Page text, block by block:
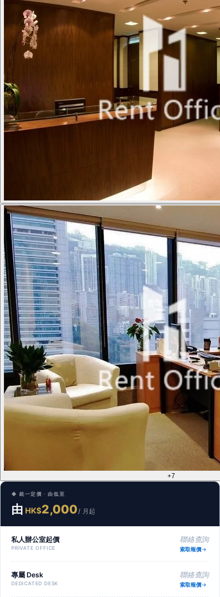
+7
◆ 統一定價 · 由低至
由 HK$2,000/ 月起
私人辦公室起價
PRIVATE OFFICE
聯絡查詢
索取報價
專屬 Desk
DEDICATED DESK
聯絡查詢
索取報價